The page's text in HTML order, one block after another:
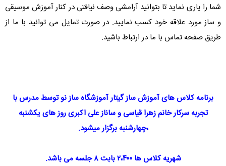
شما را یاری نماید تا بتوانید آرامشی وصف نیافتی در کنار آموزش موسیقی
و ساز مورد علاقه خود کسب نمایید. در صورت تمایل می توانید با ما از
طریق صفحه تماس با ما در ارتباط باشید.
برنامه کلاس های آموزش ساز گیتار آموزشگاه ساز نو توسط مدرس با
تجربه سرکار خانم زهرا قیاسی و ساناز علی اکبری روز های یکشنبه
،چهارشنبه برگزار میشود.
شهریه کلاس ها ۲،۴۰۰ بابت ۸ جلسه می باشد.